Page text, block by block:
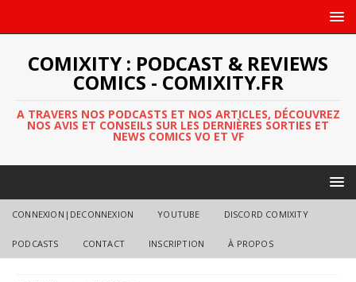
COMIXITY : PODCAST & REVIEWS
COMICS - COMIXITY.FR
A TRAVERS NOS PODCASTS ET NOS ARTICLES, DÉCOUVREZ
NOS AVIS ET CONSEILS SUR LES DERNIÈRES SORTIES ET
NEWS COMICS VO ET VF
CONNEXION|DECONNEXION YOUTUBE DISCORD COMIXITY
PODCASTS CONTACT INSCRIPTION À PROPOS